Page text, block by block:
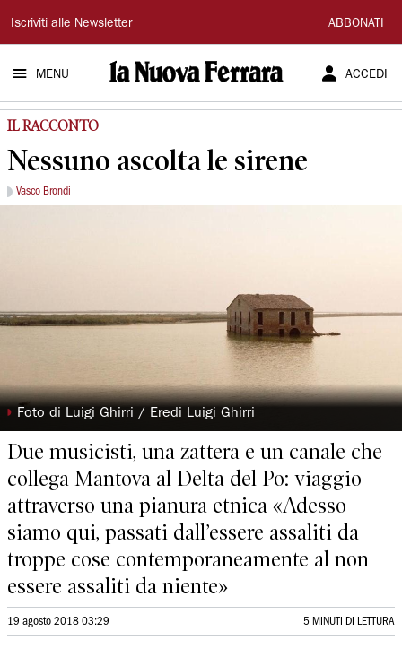
La
Nuova
Ferrara
Iscriviti alle Newsletter ABBONATI
MENU ACCEDI
IL RACCONTO
Nessuno ascolta le sirene
Vasco Brondi
◗ Foto di Luigi Ghirri / Eredi Luigi Ghirri
Due musicisti, una zattera e un canale che
collega Mantova al Delta del Po: viaggio
attraverso una pianura etnica «Adesso
siamo qui, passati dall’essere assaliti da
troppe cose contemporaneamente al non
essere assaliti da niente»
19 agosto 2018 03:29 5 MINUTI DI LETTURA